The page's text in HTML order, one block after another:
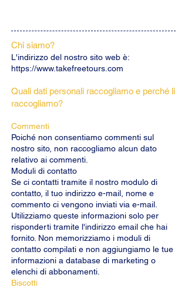
Chi siamo?
L'indirizzo del nostro sito web è:
https://www.takefreetours.com
Quali dati personali raccogliamo e perché li
raccogliamo?
Commenti
Poiché non consentiamo commenti sul
nostro sito, non raccogliamo alcun dato
relativo ai commenti.
Moduli di contatto
Se ci contatti tramite il nostro modulo di
contatto, il tuo indirizzo e-mail, nome e
commento ci vengono inviati via e-mail.
Utilizziamo queste informazioni solo per
risponderti tramite l'indirizzo email che hai
fornito. Non memorizziamo i moduli di
contatto compilati e non aggiungiamo le tue
informazioni a database di marketing o
elenchi di abbonamenti.
Biscotti